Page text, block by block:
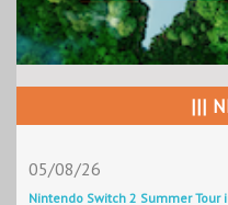
|||
05/08/26
Nintendo Switch 2 Summer Tour